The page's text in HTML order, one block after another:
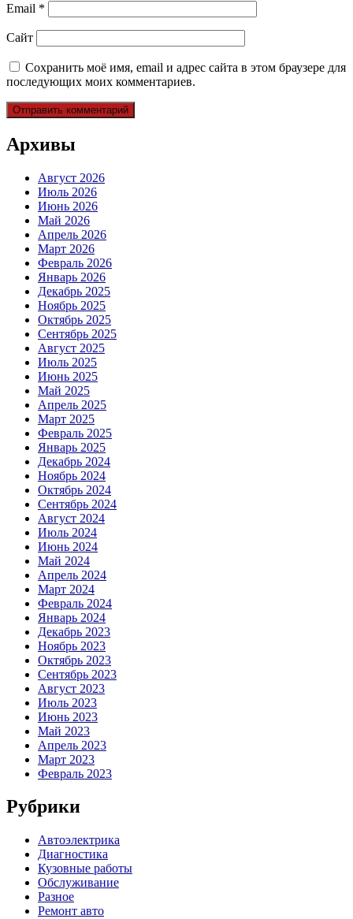
Email *
Сайт
Сохранить моё имя, email и адрес сайта в этом браузере для
последующих моих комментариев.
Архивы
Август 2026
Июль 2026
Июнь 2026
Май 2026
Апрель 2026
Март 2026
Февраль 2026
Январь 2026
Декабрь 2025
Ноябрь 2025
Октябрь 2025
Сентябрь 2025
Август 2025
Июль 2025
Июнь 2025
Май 2025
Апрель 2025
Март 2025
Февраль 2025
Январь 2025
Декабрь 2024
Ноябрь 2024
Октябрь 2024
Сентябрь 2024
Август 2024
Июль 2024
Июнь 2024
Май 2024
Апрель 2024
Март 2024
Февраль 2024
Январь 2024
Декабрь 2023
Ноябрь 2023
Октябрь 2023
Сентябрь 2023
Август 2023
Июль 2023
Июнь 2023
Май 2023
Апрель 2023
Март 2023
Февраль 2023
Рубрики
Автоэлектрика
Диагностика
Кузовные работы
Обслуживание
Разное
Ремонт авто